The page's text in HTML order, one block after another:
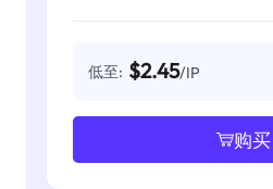
低至: $2.45/IP
购买